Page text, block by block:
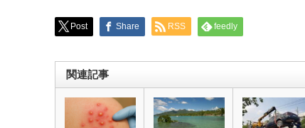
Post Share RSS feedly
関連記事